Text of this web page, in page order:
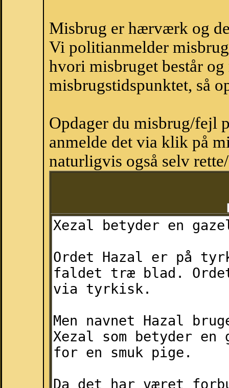
Misbrug er hærværk og
Vi politianmelder
hvori misbruget består
misbrugstidspunktet, så
Opdager du misbrug/fejl
anmelde det via klik på
naturligvis også selv